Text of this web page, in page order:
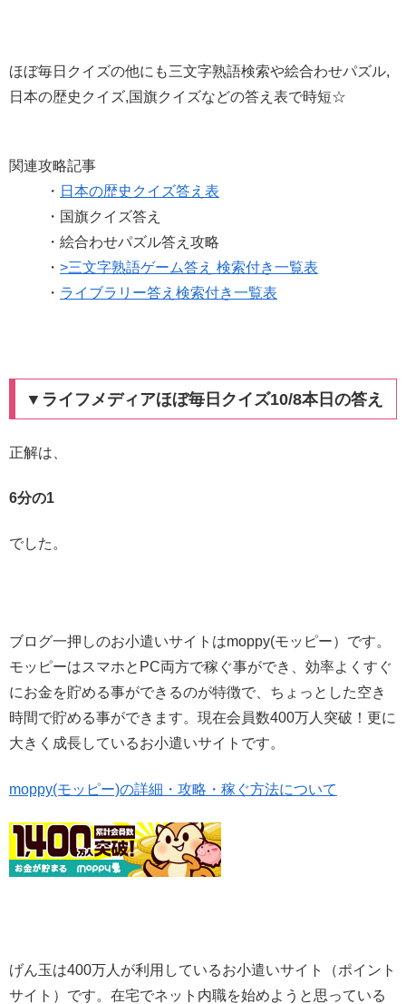
ほぼ毎日クイズの他にも三文字熟語検索や絵合わせパズル,
日本の歴史クイズ,国旗クイズなどの答え表で時短☆
関連攻略記事
・ 日本の歴史クイズ答え表
・国旗クイズ答え
・絵合わせパズル答え攻略
・ >三文字熟語ゲーム答え 検索付き一覧表
・ ライブラリー答え検索付き一覧表
▼ライフメディアほぼ毎日クイズ10/8本日の答え
正解は、
6分の1
でした。
ブログ一押しのお小遣いサイトはmoppy(モッピー）です。
モッピーはスマホとPC両方で稼ぐ事ができ、効率よくすぐ
にお金を貯める事ができるのが特徴で、ちょっとした空き
時間で貯める事ができます。現在会員数400万人突破！更に
大きく成長しているお小遣いサイトです。
moppy(モッピー)の詳細・攻略・稼ぐ方法について
げん玉は400万人が利用しているお小遣いサイト（ポイント
サイト）です。在宅でネット内職を始めようと思っている